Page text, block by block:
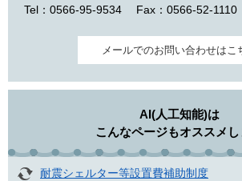
Tel：0566-95-9534
Fax：0566-52-1110
メールでのお問い合わせはこ
AI(人工知能)は
こんなページもオススメ
耐震シェルター等設置費補助制度